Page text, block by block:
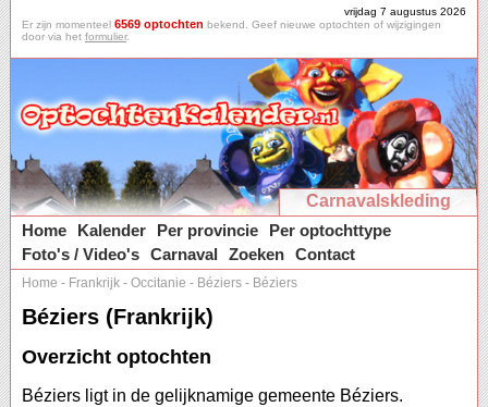
vrijdag 7 augustus 2026
Er zijn momenteel 6569 optochten bekend. Geef nieuwe optochten of wijzigingen
door via het formulier.
Carnavalskleding
Home
Kalender Per provincie
Per optochttype
Foto's / Video's Carnaval Zoeken Contact
Home - Frankrijk - Occitanie - Béziers - Béziers
Béziers (Frankrijk)
Overzicht optochten
Béziers ligt in de gelijknamige gemeente Béziers.